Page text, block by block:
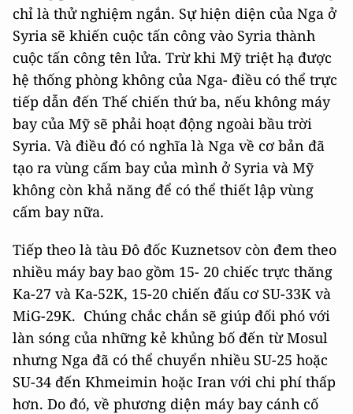
chỉ là thử nghiệm ngắn. Sự hiện diện của Nga ở
Syria sẽ khiến cuộc tấn công vào Syria thành
cuộc tấn công tên lửa. Trừ khi Mỹ triệt hạ được
hệ thống phòng không của Nga- điều có thể trực
tiếp dẫn đến Thế chiến thứ ba, nếu không máy
bay của Mỹ sẽ phải hoạt động ngoài bầu trời
Syria. Và điều đó có nghĩa là Nga về cơ bản đã
tạo ra vùng cấm bay của mình ở Syria và Mỹ
không còn khả năng để có thể thiết lập vùng
cấm bay nữa.
Tiếp theo là tàu Đô đốc Kuznetsov còn đem theo
nhiều máy bay bao gồm 15- 20 chiếc trực thăng
Ka-27 và Ka-52K, 15-20 chiến đấu cơ SU-33K và
MiG-29K. Chúng chắc chắn sẽ giúp đối phó với
làn sóng của những kẻ khủng bố đến từ Mosul
nhưng Nga đã có thể chuyển nhiều SU-25 hoặc
SU-34 đến Khmeimin hoặc Iran với chi phí thấp
hơn. Do đó, về phương diện máy bay cánh cố